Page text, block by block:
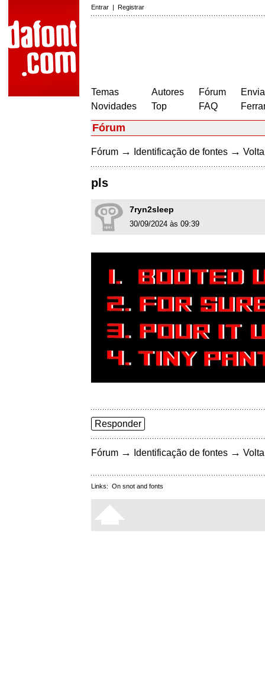
Entrar | Registrar
Temas
Novidades
Autores
Top
Fórum
FAQ
Fórum
Fórum → Identificação de fontes →
pls
7ryn2sleep
30/09/2024 às 09:39
Responder
Fórum → Identificação de fontes →
Links: On snot and fonts